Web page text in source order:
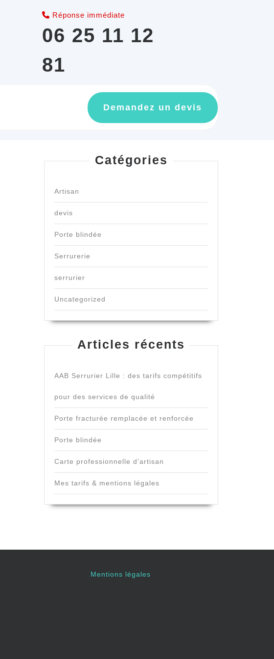
Réponse immédiate
06 25 11 12
81
Demandez un devis GET
AN
Catégories
Artisan
devis
Porte blindée
Serrurerie
serrurier
Uncategorized
Articles récents
AAB Serrurier Lille : des tarifs compétitifs
pour des services de qualité
Porte fracturée remplacée et renforcée
Porte blindée
Carte professionnelle d’artisan
Mes tarifs & mentions légales
Mentions légales